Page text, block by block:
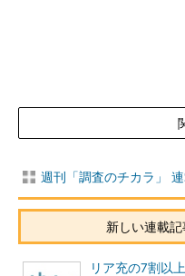
週刊「調査のチカラ」
新しい連載
リア充の7割以